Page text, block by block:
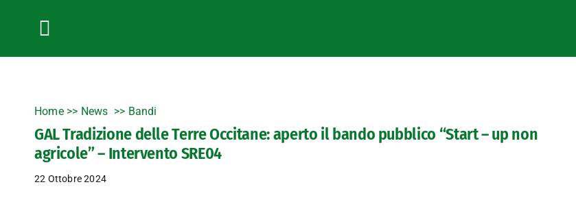
Toggle
Navigation
Home>> News Bandi
GAL Tradizione delle Terre Occitane: aperto il bando pubblico “Start – up non
agricole” – Intervento SRE04
22 Ottobre 2024